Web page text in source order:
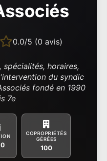
0.0/5 (0 avis)
spécialités, horaires,
du syndic
fondé en 1990
7e
COPROPRIÉTÉS
GÉRÉES
100